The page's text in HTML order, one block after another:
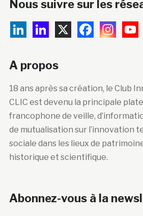
Nous suivre sur les
A propos
18 ans après sa création, le Club
CLIC est devenu la principale
francophone de veille,
de mutualisation sur l’innovation
sociale dans les lieux de
historique et scientifique.
Abonnez-vous à la